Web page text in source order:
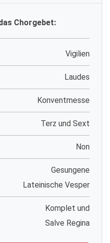
Chorgebet:
Vigilien
Laudes
Konventmesse
Terz und Sext
Non
Gesungene
Lateinische Vesper
Komplet und
Salve Regina